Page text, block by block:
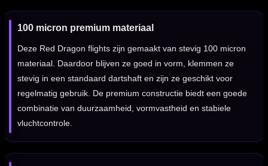
100 micron premium materiaal
Deze Red Dragon flights zijn gemaakt van stevig 100 micron
materiaal. Daardoor blijven ze goed in vorm, klemmen ze
stevig in een standaard dartshaft en zijn ze geschikt voor
regelmatig gebruik. De premium constructie biedt een goede
combinatie van duurzaamheid, vormvastheid en stabiele
vluchtcontrole.